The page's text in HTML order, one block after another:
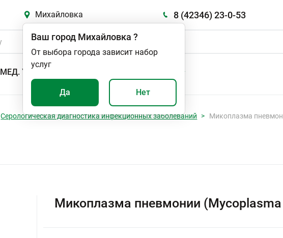
Михайловка 8 (42346) 23-0-53
МЕД. УСЛУГИ
Ваш город Михайловка ?
От выбора города зависит набор
услуг
Да Нет
Серологическая диагностика инфекционных заболеваний Микоплазма
Микоплазма пневмонии